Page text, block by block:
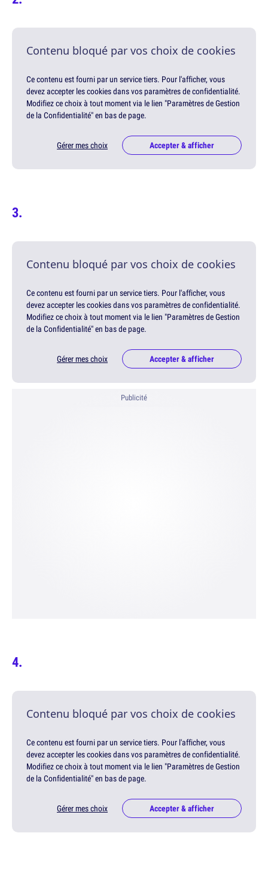
Contenu bloqué par vos choix de cookies
Ce contenu est fourni par un service tiers. Pour l'afficher, vous
devez accepter les cookies dans vos paramètres de confidentialité.
Modifiez ce choix à tout moment via le lien "Paramètres de Gestion
de la Confidentialité" en bas de page.
Gérer mes choix Accepter & afficher
Contenu bloqué par vos choix de cookies
Ce contenu est fourni par un service tiers. Pour l'afficher, vous
devez accepter les cookies dans vos paramètres de confidentialité.
Modifiez ce choix à tout moment via le lien "Paramètres de Gestion
de la Confidentialité" en bas de page.
Gérer mes choix Accepter & afficher
Publicité
Contenu bloqué par vos choix de cookies
Ce contenu est fourni par un service tiers. Pour l'afficher, vous
devez accepter les cookies dans vos paramètres de confidentialité.
Modifiez ce choix à tout moment via le lien "Paramètres de Gestion
de la Confidentialité" en bas de page.
Gérer mes choix Accepter & afficher